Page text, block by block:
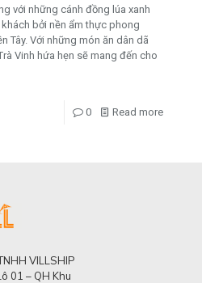
với những cánh đồng lúa xanh
bởi nền ẩm thực phong
Tây. Với những món ăn dân dã
Vinh hứa hẹn sẽ mang đến cho
0 Read more
VILLSHIP
01 – QH Khu